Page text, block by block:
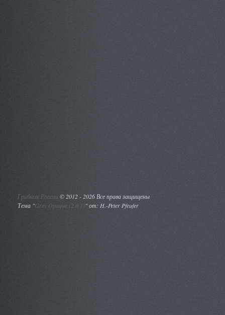
Грибник России ©2012 - 2026 Все права защищены
Тема "Grey Opaque (2.0.1)" от: H.-Peter Pfeufer